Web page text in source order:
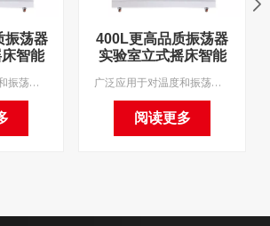
振荡器
智能
广泛应用于对温度和振荡频率要求较高的细菌培养、发酵、杂交、生化反应、酶和细胞组织研究等。广泛应用于医学、生物学、分子科学、制药、食品、环保等研究和应用领域。我们支持OEM和MOQ1。
400L更高品质振荡器
实验室立式摇床智能
养箱
广泛应用于对温度和振荡频率要求较高的细菌培养、发酵、杂交、生化反应、酶和细胞组织研究等。广泛应用于医学、生物学、分子科学、制药、食品、环保等研究和应用领域。我们支持OEM和MOQ1。
阅读更多